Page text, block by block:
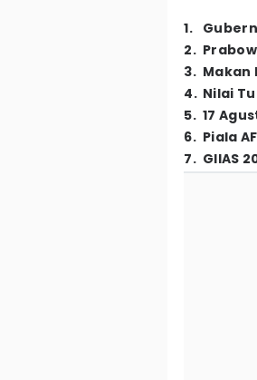
1.
2.
3. Makan
4. Nilai
5. 17
6. Piala
7. GIIAS